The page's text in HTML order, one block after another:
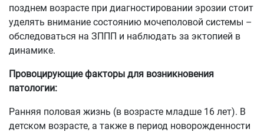
позднем возрасте при диагностировании эрозии стоит
уделять внимание состоянию мочеполовой системы –
обследоваться на ЗППП и наблюдать за эктопией в
динамике.
Провоцирующие факторы для возникновения
патологии:
Ранняя половая жизнь (в возрасте младше 16 лет). В
детском возрасте, а также в период новорожденности